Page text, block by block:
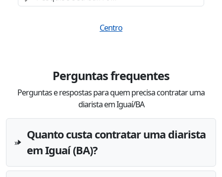
Centro
Perguntas frequentes
Perguntas e respostas para quem precisa contratar uma
diarista em Iguaí/BA
Quanto custa contratar uma diarista
em Iguaí (BA)?